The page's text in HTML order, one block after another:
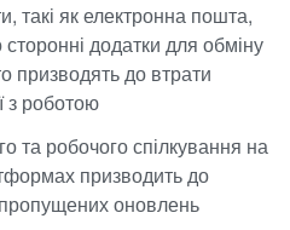
такі як електронна пошта,
додатки для обміну
призводять до втрати
з роботою
та робочого спілкування на
призводить до
оновлень